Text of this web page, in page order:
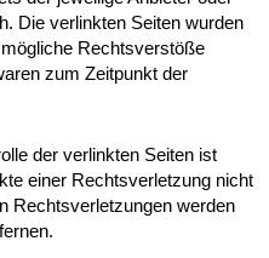
Die verlinkten Seiten wurden
Rechtsverstöße
zum Zeitpunkt der
der verlinkten Seiten ist
einer Rechtsverletzung nicht
Rechtsverletzungen werden